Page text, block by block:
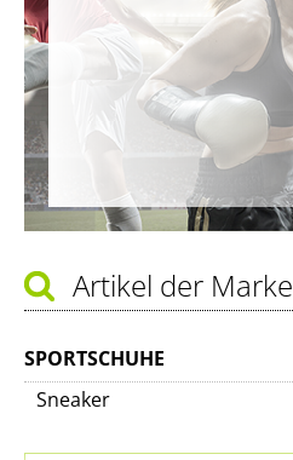
Artikel der Marke
SPORTSCHUHE
Sneaker